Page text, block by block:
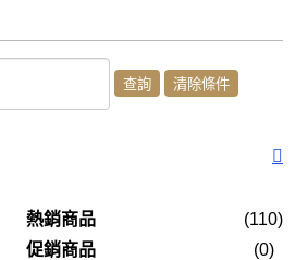
熱銷商品
(110)
促銷商品
(0)